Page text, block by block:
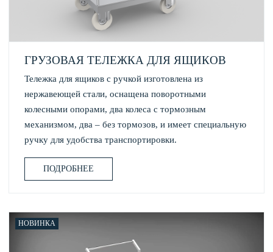
ГРУЗОВАЯ ТЕЛЕЖКА ДЛЯ ЯЩИКОВ
Тележка для ящиков с ручкой изготовлена из
нержавеющей стали, оснащена поворотными
колесными опорами, два колеса с тормозным
механизмом, два – без тормозов, и имеет специальную
ручку для удобства транспортировки.
ПОДРОБНЕЕ
НОВИНКА